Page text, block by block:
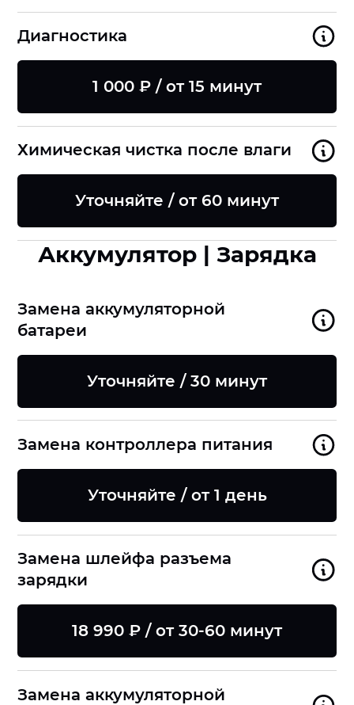
Диагностика
1 000 ₽ / от 15 минут
Химическая чистка после влаги
Уточняйте / от 60 минут
Аккумулятор | Зарядка
Замена аккумуляторной
батареи
Уточняйте / 30 минут
Замена контроллера питания
Уточняйте / от 1 день
Замена шлейфа разъема
зарядки
18 990 ₽ / от 30-60 минут
Замена аккумуляторной